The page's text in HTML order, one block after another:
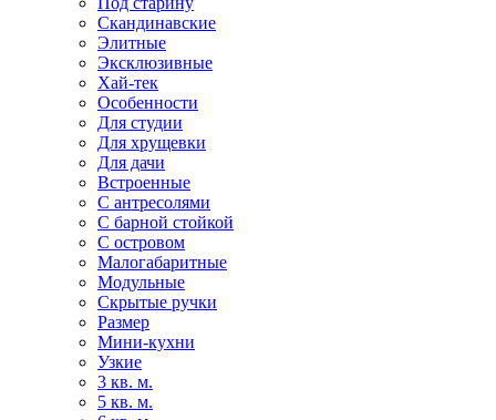
Скандинавские
Элитные
Эксклюзивные
Хай-тек
Особенности
Для студии
Для хрущевки
Для дачи
Встроенные
С антресолями
С барной стойкой
С островом
Малогабаритные
Модульные
Скрытые ручки
Размер
Мини-кухни
Узкие
3 кв. м.
5 кв. м.